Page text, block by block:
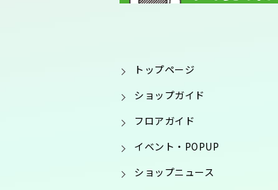
トップページ
ショップガイド
フロアガイド
イベント・POPUP
ショップニュース